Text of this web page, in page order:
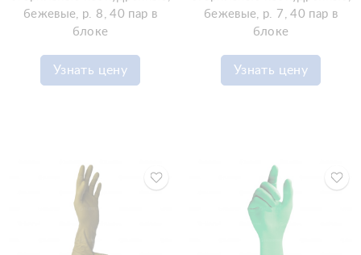
бежевые, р. 8, 40 пар в
блоке
Узнать цену
бежевые, р. 7, 40 пар в
блоке
Узнать цену